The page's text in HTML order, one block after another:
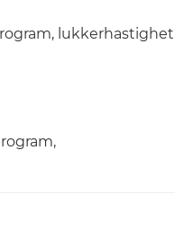
lukkerhastighet